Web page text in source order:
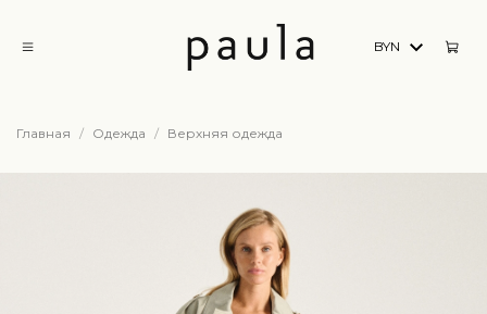
BYN
Главная Одежда Верхняя одежда